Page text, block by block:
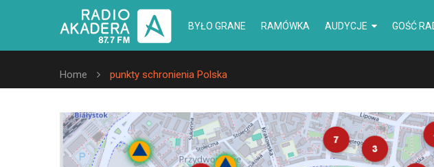
BYŁO GRANE RAMÓWKA AUDYCJE GOŚĆ
Home punkty schronienia Polska